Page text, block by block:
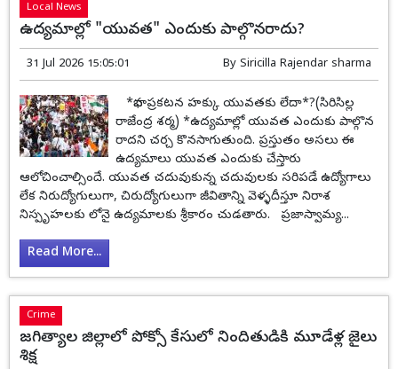
Local News
ఉద్యమాల్లో "యువత" ఎందుకు పాల్గొనరాదు?
31 Jul 2026 15:05:01 By Siricilla Rajendar sharma
*భావ ప్రకటన హక్కు యువతకు లేదా*?(సిరిసిల్ల
రాజేంద్ర శర్మ) *ఉద్యమాల్లో యువత ఎందుకు పాల్గొన
రాదని చర్చ కొనసాగుతుంది. ప్రస్తుతం అసలు ఈ
ఉద్యమాలు యువత ఎందుకు చేస్తారు
ఆలోచించాల్సిందే. యువత చదువుకున్న చదువులకు సరిపడే ఉద్యోగాలు
లేక నిరుద్యోగులుగా, చిరుద్యోగులుగా జీవితాన్ని వెళ్ళదీస్తూ నిరాశ
నిస్పృహలకు లోనై ఉద్యమాలకు శ్రీకారం చుడతారు. ప్రజాస్వామ్య...
Read More...
Crime
జగిత్యాల జిల్లాలో పోక్సో కేసులో నిందితుడికి మూడేళ్ల జైలు
శిక్ష